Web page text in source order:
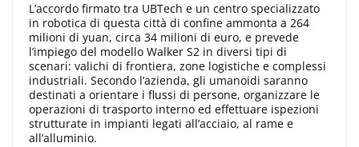
L’accordo firmato tra UBTech e un centro specializzato
in robotica di questa città di confine ammonta a 264
milioni di yuan, circa 34 milioni di euro, e prevede
l’impiego del modello Walker S2 in diversi tipi di
scenari: valichi di frontiera, zone logistiche e complessi
industriali. Secondo l’azienda, gli umanoidi saranno
destinati a orientare i flussi di persone, organizzare le
operazioni di trasporto interno ed effettuare ispezioni
strutturate in impianti legati all’acciaio, al rame e
all’alluminio.